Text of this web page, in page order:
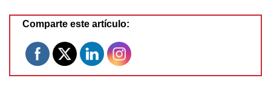
Comparte este artículo: